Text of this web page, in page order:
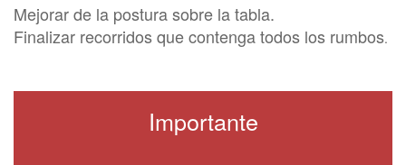
Mejorar de la postura sobre la tabla.
Finalizar recorridos que contenga todos los rumbos.
Importante